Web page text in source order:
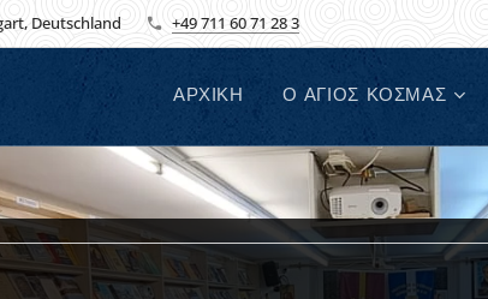
Deutschland +49 711 60 71 28 3
ΑΡΧΙΚΗ Ο ΑΓΙΟΣ ΚΟΣΜΑΣ